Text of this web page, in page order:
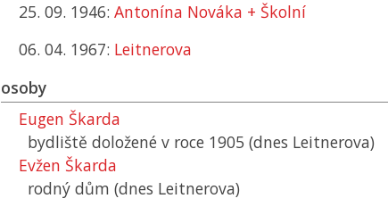
25. 09. 1946: Antonína Nováka + Školní
06. 04. 1967: Leitnerova
osoby
Eugen Škarda
bydliště doložené v roce 1905 (dnes Leitnerova)
Evžen Škarda
rodný dům (dnes Leitnerova)